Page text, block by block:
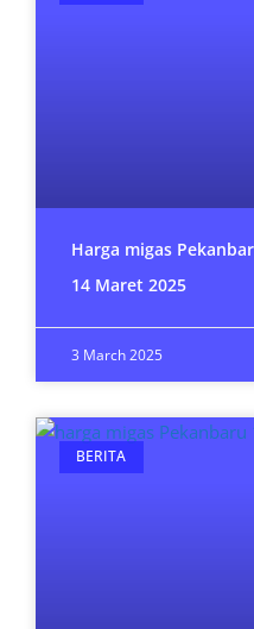
Harga migas
14 Maret 2025
3 March 2025
BERITA